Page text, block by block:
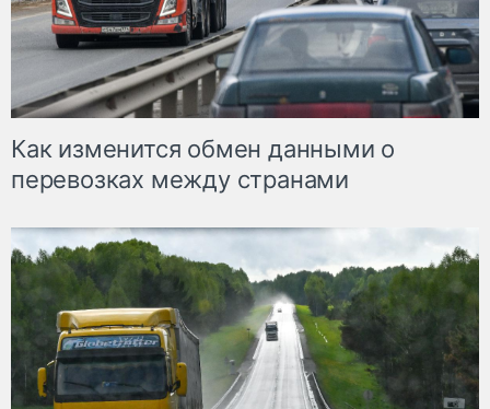
Как изменится обмен данными о
перевозках между странами